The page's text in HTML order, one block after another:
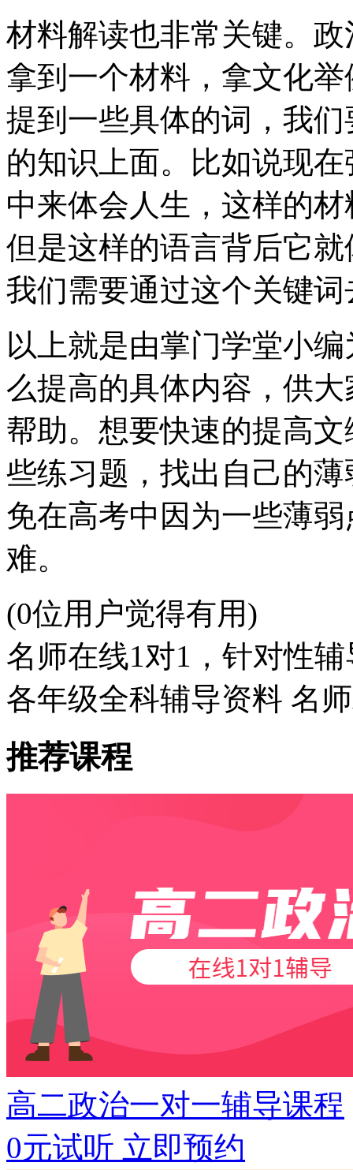
材料解读也非常关键。
拿到一个材料，拿文化
提到一些具体的词，我
的知识上面。比如说现
中来体会人生，这样的
但是这样的语言背后它
我们需要通过这个关键
以上就是由掌门学堂小
么提高的具体内容，供
帮助。想要快速的提高
些练习题，找出自己的
免在高考中因为一些薄
难。
(0位用户觉得有用)
名师在线1对1，针对性
各年级全科辅导资料 名
推荐课程
高二政治一对一辅导课程
0元试听 立即预约